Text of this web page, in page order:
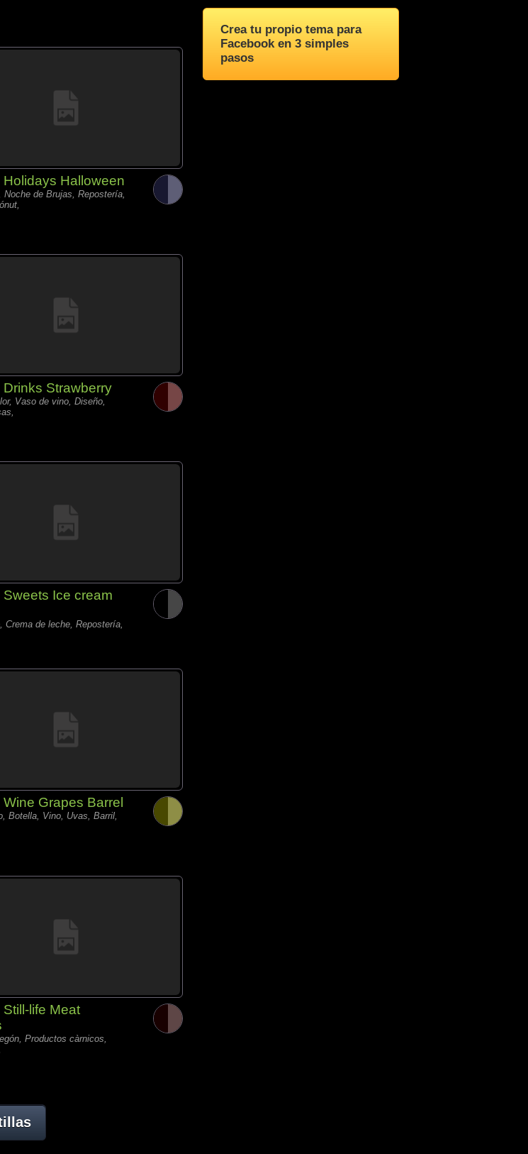
Holidays Halloween
de Brujas, Repostería,
Drinks Strawberry
Vaso de vino, Diseño,
Sweets Ice cream
Crema de leche, Repostería,
Wine Grapes Barrel
Botella, Vino, Uvas, Barril,
Still-life Meat
Productos càrnicos,
Crea tu propio tema para
Facebook en 3 simples
pasos